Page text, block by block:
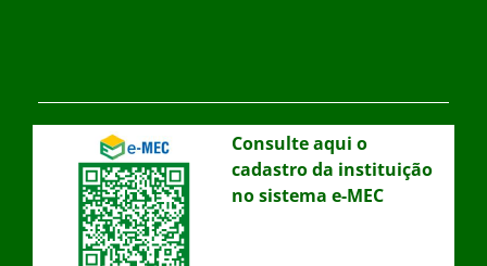
Consulte aqui o
cadastro da instituição
no sistema e-MEC